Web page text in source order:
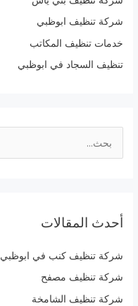
شركة تنظيف ابوظبي
خدمات تنظيف المكاتب
تنظيف السجاد في ابوظبي
ث
ن
:
أحدث المقالات
شركة تنظيف كنب في ابوظبي
شركة تنظيف مصفح
شركة تنظيف الشامخة